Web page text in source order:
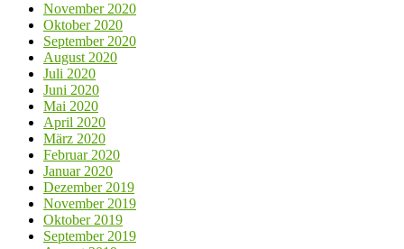
November 2020
Oktober 2020
September 2020
August 2020
Juli 2020
Juni 2020
Mai 2020
April 2020
März 2020
Februar 2020
Januar 2020
Dezember 2019
November 2019
Oktober 2019
September 2019